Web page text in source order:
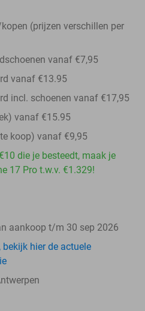
(prijzen verschillen per
vanaf €7,95
vanaf €13.95
incl. schoenen vanaf €17,95
vanaf €15.95
koop) vanaf €9,95
die je besteedt, maak je
17 Pro t.w.v. €1.329!
aankoop t/m 30 sep 2026
hier de actuele